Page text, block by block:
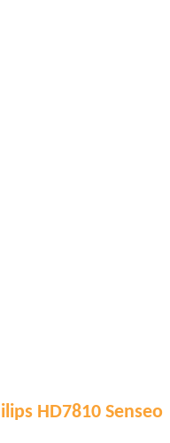
HD7810 Senseo